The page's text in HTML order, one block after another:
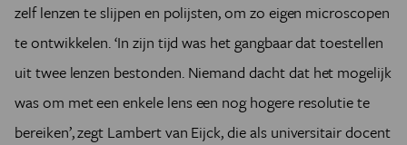
zelf lenzen te slijpen en polijsten, om zo eigen microscopen
te ontwikkelen. ‘In zijn tijd was het gangbaar dat toestellen
uit twee lenzen bestonden. Niemand dacht dat het mogelijk
was om met een enkele lens een nog hogere resolutie te
bereiken’, zegt Lambert van Eijck, die als universitair docent